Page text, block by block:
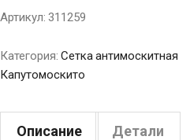
Артикул: 311259
Категория: Сетка антимоскитная
Капутомоскито
Описание Детали